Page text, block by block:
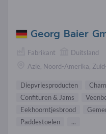
Georg Baier
Fabrikant
Duitsland
Azië, Noord-Amerika,
Diepvriesproducten
Confituren & Jams
Eekhoorntjesbrood
Paddestoelen
...